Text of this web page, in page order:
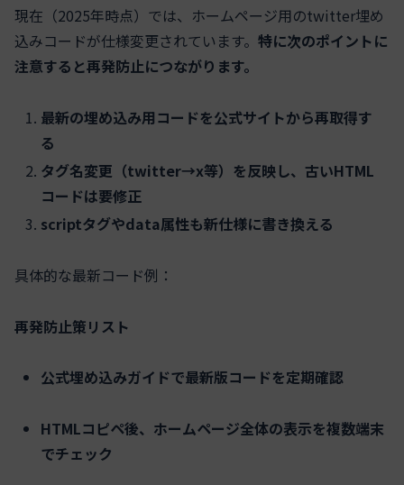
現在（2025年時点）では、ホームページ用のtwitter埋め
込みコードが仕様変更されています。 特に次のポイントに
注意すると再発防止につながります。
最新の埋め込み用コードを公式サイトから再取得す
る
タグ名変更（twitter→x等）を反映し、古いHTML
コードは要修正
scriptタグやdata属性も新仕様に書き換える
具体的な最新コード例：
再発防止策リスト
公式埋め込みガイドで最新版コードを定期確認
HTMLコピペ後、ホームページ全体の表示を複数端末
でチェック